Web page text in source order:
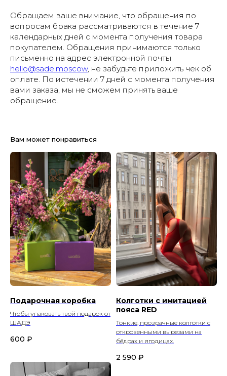
Обращаем ваше внимание, что обращения по
вопросам брака рассматриваются в течение 7
календарных дней с момента получения товара
покупателем. Обращения принимаются только
письменно на адрес электронной почты
hello@sade.moscow, не забудьте приложить чек об
оплате. По истечении 7 дней с момента получения
вами заказа, мы не сможем принять ваше
обращение.
Вам может понравиться
Подарочная коробка
Чтобы упаковать твой подарок от
ШАДЭ
600 ₽
Колготки с имитацией
пояса RED
Тонкие, прозрачные колготки с
откровенными вырезами на
бёдрах и ягодицах.
2 590 ₽